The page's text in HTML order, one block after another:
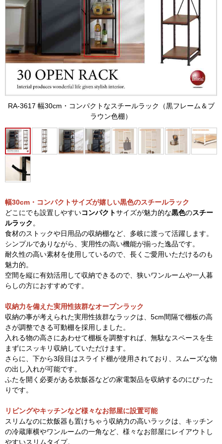
RA-3617 幅30cm・コンパクトなスチールラック（黒フレーム＆ブ
ラウン色棚）
幅30cm・コンパクトサイズが嬉しい黒色のスチールラック
どこにでも設置しやすいコンパクトサイズが魅力的な黒色のスチー
ルラック 。
食材のストックや日用品の収納棚など、多岐に渡って活躍します。
シンプルでありながら、実用性の高い機能が揃った逸品です。
耐久性の高い素材を使用しているので、長くご愛用いただけるのも
魅力的。
空間を縦に有効活用して収納できるので、狭いワンルームや一人暮
らしの方におすすめです。
収納力を備えた実用性抜群なオープンラック
収納の事が考えられた実用性抜群なラックは、5cm間隔で棚板の高
さが調整できる可動棚を採用しました。
入れる物の高さにあわせて棚板を調整すれば、無駄なスペースを生
まずにスッキリ収納していただけます。
さらに、下から3段目はスライド棚が使用されており、スムーズな物
の出し入れが可能です。
ふたを開く必要がある炊飯器などの家電製品を収納するのにぴった
りです。
リビングやキッチンなど様々なお部屋に設置可能
スリムなのに炊飯器も置けちゃう収納力の高いラックは、キッチン
の冷蔵庫横やワンルームの一角など、様々なお部屋にレイアウトし
やすいスリムタイプ。